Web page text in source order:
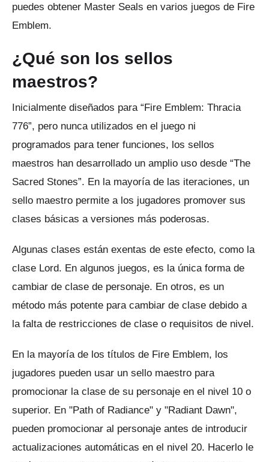
puedes obtener Master Seals en varios juegos de Fire
Emblem.
¿Qué son los sellos
maestros?
Inicialmente diseñados para “Fire Emblem: Thracia
776”, pero nunca utilizados en el juego ni
programados para tener funciones, los sellos
maestros han desarrollado un amplio uso desde “The
Sacred Stones”. En la mayoría de las iteraciones, un
sello maestro permite a los jugadores promover sus
clases básicas a versiones más poderosas.
Algunas clases están exentas de este efecto, como la
clase Lord. En algunos juegos, es la única forma de
cambiar de clase de personaje. En otros, es un
método más potente para cambiar de clase debido a
la falta de restricciones de clase o requisitos de nivel.
En la mayoría de los títulos de Fire Emblem, los
jugadores pueden usar un sello maestro para
promocionar la clase de su personaje en el nivel 10 o
superior. En "Path of Radiance" y "Radiant Dawn",
pueden promocionar al personaje antes de introducir
actualizaciones automáticas en el nivel 20. Hacerlo le